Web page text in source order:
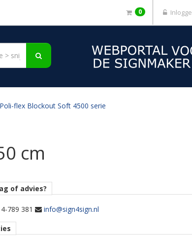
0
Poli-flex Blockout Soft 4500 serie
cm
of advies?
789 381 info@sign4sign.nl